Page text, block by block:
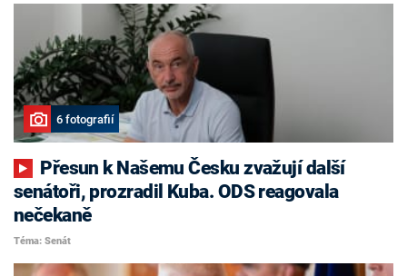
6 fotografií
senátoři, prozradil Kuba. ODS reagovala
nečekaně
Téma: Senát